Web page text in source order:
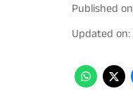
Published on
Updated on: